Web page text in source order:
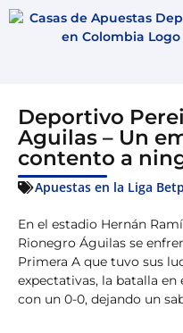
Deportivo
Aguilas – Un
contento a
Apuestas en la Liga
En el estadio Hernán
Rionegro Águilas se
Primera A que tuvo sus
expectativas, la batalla
con un 0-0, dejando un